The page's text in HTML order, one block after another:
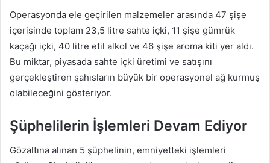
Operasyonda ele geçirilen malzemeler arasında 47 şişe
içerisinde toplam 23,5 litre sahte içki, 11 şişe gümrük
kaçağı içki, 40 litre etil alkol ve 46 şişe aroma kiti yer aldı.
Bu miktar, piyasada sahte içki üretimi ve satışını
gerçekleştiren şahısların büyük bir operasyonel ağ kurmuş
olabileceğini gösteriyor.
Şüphelilerin İşlemleri Devam Ediyor
Gözaltına alınan 5 şüphelinin, emniyetteki işlemleri